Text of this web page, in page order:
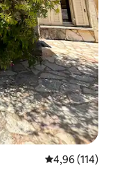
Priemerné
4,96 (114)